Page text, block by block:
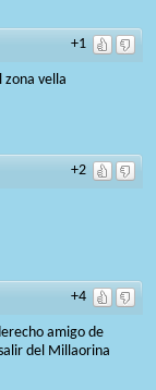
+1
zona vella
+2
+4
amigo de
del Millaorina